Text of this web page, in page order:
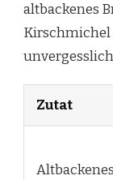
altbackenes
Kirschmichel
Zutat
Altbackenes